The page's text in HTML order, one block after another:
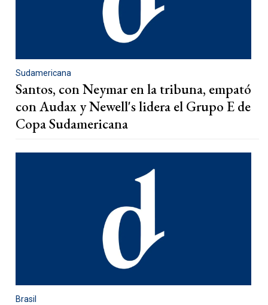
Sudamericana
Santos, con Neymar en la tribuna, empató
con Audax y Newell's lidera el Grupo E de
Copa Sudamericana
Brasil